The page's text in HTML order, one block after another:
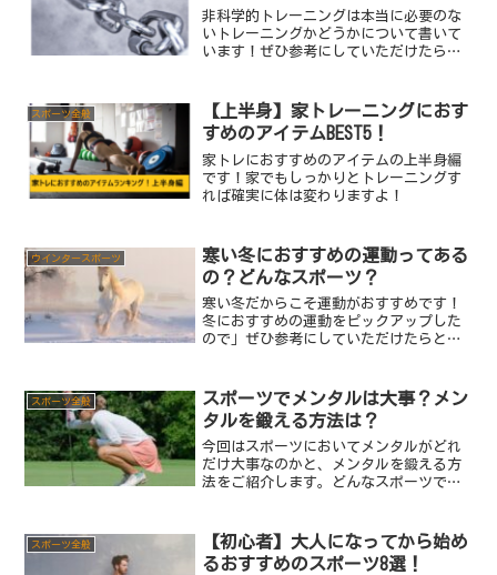
非科学的トレーニングは本当に必要のな
いトレーニングかどうかについて書いて
います！ぜひ参考にしていただけたらと
スポーツ全般
【上半身】家トレーニングにおす
すめのアイテムBEST5！
家トレにおすすめのアイテムの上半身編
です！家でもしっかりとトレーニングす
れば確実に体は変わりますよ！
ウインタースポーツ
寒い冬におすすめの運動ってある
の？どんなスポーツ？
寒い冬だからこそ運動がおすすめです！
冬におすすめの運動をピックアップした
ので」ぜひ参考にしていただけたらと思
スポーツ全般
スポーツでメンタルは大事？メン
タルを鍛える方法は？
今回はスポーツにおいてメンタルがどれ
だけ大事なのかと、メンタルを鍛える方
法をご紹介します。どんなスポーツでも
での強さも絶対に必要です。そこでスポ
ーツでのメンタルの重要性...
スポーツ全般
【初心者】大人になってから始め
るおすすめのスポーツ8選！